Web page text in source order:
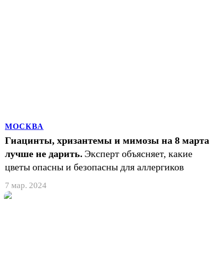
МОСКВА
Гиацинты, хризантемы и мимозы на 8 марта
лучше не дарить. Эксперт объясняет, какие
цветы опасны и безопасны для аллергиков
7 мар. 2024